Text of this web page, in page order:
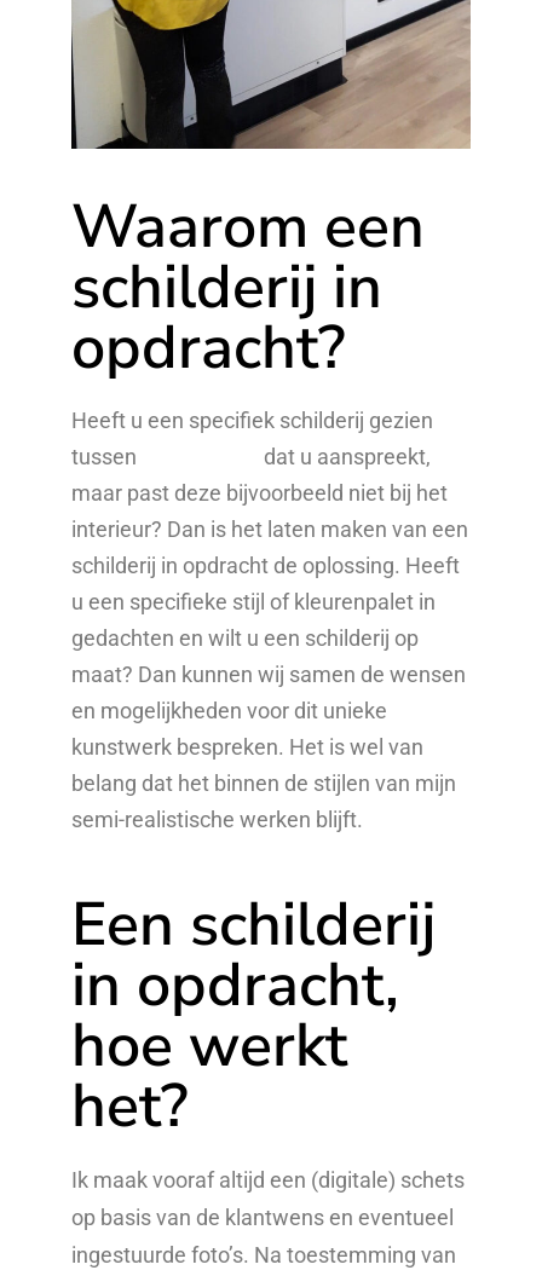
Waarom een
schilderij in
opdracht?
Heeft u een specifiek schilderij gezien
tussen
dat u aanspreekt,
maar past deze bijvoorbeeld niet bij het
interieur? Dan is het laten maken van een
schilderij in opdracht de oplossing. Heeft
u een specifieke stijl of kleurenpalet in
gedachten en wilt u een schilderij op
maat? Dan kunnen wij samen de wensen
en mogelijkheden voor dit unieke
kunstwerk bespreken. Het is wel van
belang dat het binnen de stijlen van mijn
semi-realistische werken blijft.
Een schilderij
in opdracht,
hoe werkt
het?
Ik maak vooraf altijd een (digitale) schets
op basis van de klantwens en eventueel
ingestuurde foto’s. Na toestemming van